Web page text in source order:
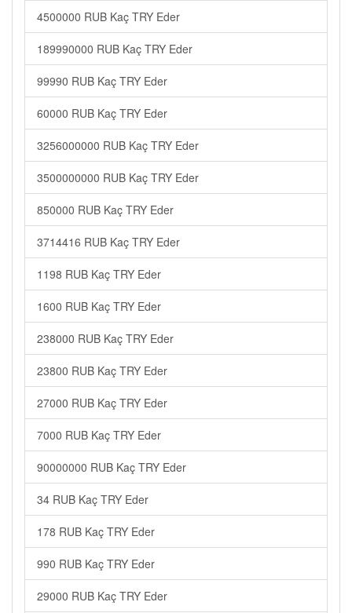
4500000 RUB Kaç TRY Eder
189990000 RUB Kaç TRY Eder
99990 RUB Kaç TRY Eder
60000 RUB Kaç TRY Eder
3256000000 RUB Kaç TRY Eder
3500000000 RUB Kaç TRY Eder
850000 RUB Kaç TRY Eder
3714416 RUB Kaç TRY Eder
1198 RUB Kaç TRY Eder
1600 RUB Kaç TRY Eder
238000 RUB Kaç TRY Eder
23800 RUB Kaç TRY Eder
27000 RUB Kaç TRY Eder
7000 RUB Kaç TRY Eder
90000000 RUB Kaç TRY Eder
34 RUB Kaç TRY Eder
178 RUB Kaç TRY Eder
990 RUB Kaç TRY Eder
29000 RUB Kaç TRY Eder